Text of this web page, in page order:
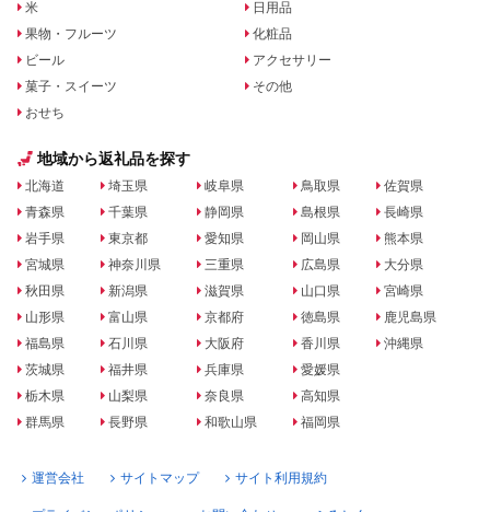
米
果物・フルーツ
ビール
菓子・スイーツ
おせち
日用品
化粧品
アクセサリー
その他
地域から返礼品を探す
北海道
青森県
岩手県
宮城県
秋田県
山形県
福島県
茨城県
栃木県
群馬県
埼玉県
千葉県
東京都
神奈川県
新潟県
富山県
石川県
福井県
山梨県
長野県
岐阜県
静岡県
愛知県
三重県
滋賀県
京都府
大阪府
兵庫県
奈良県
和歌山県
鳥取県
島根県
岡山県
広島県
山口県
徳島県
香川県
愛媛県
高知県
福岡県
佐賀県
長崎県
熊本県
大分県
宮崎県
鹿児島県
沖縄県
運営会社 サイトマップ サイト利用規約